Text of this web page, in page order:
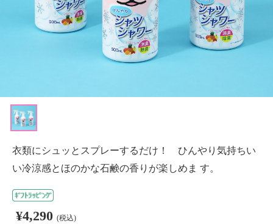
衣類にシュッとスプレーするだけ！ ひんやり気持ちい
い冷涼感とほのかな石鹸の香りが楽しめま す。
¥4,290 (税込)